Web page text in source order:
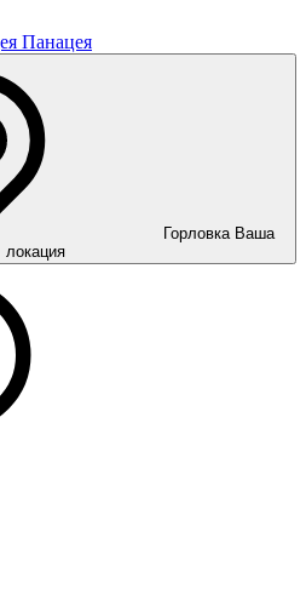
Панацея
Горловка Ваша
локация